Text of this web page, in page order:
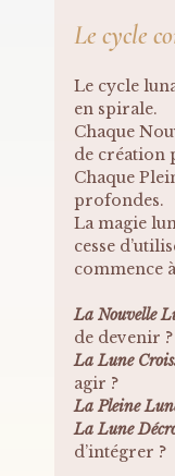
Le cycle
Le cycle
en spirale.
Chaque
de création
Chaque
profondes.
La magie
cesse
commence
La Nouvelle
de devenir ?
La Lune
agir ?
La Pleine
La Lune
d’intégrer ?